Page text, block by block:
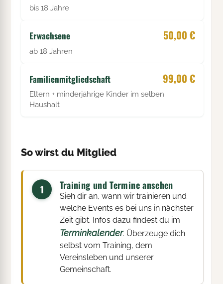
bis 18 Jahre
Erwachsene 50,00 €
ab 18 Jahren
Familienmitgliedschaft 99,00 €
Eltern + minderjährige Kinder im selben
Haushalt
So wirst du Mitglied
1 Training und Termine ansehen
Sieh dir an, wann wir trainieren und
welche Events es bei uns in nächster
Zeit gibt. Infos dazu findest du im
Terminkalender. Überzeuge dich
selbst vom Training, dem
Vereinsleben und unserer
Gemeinschaft.